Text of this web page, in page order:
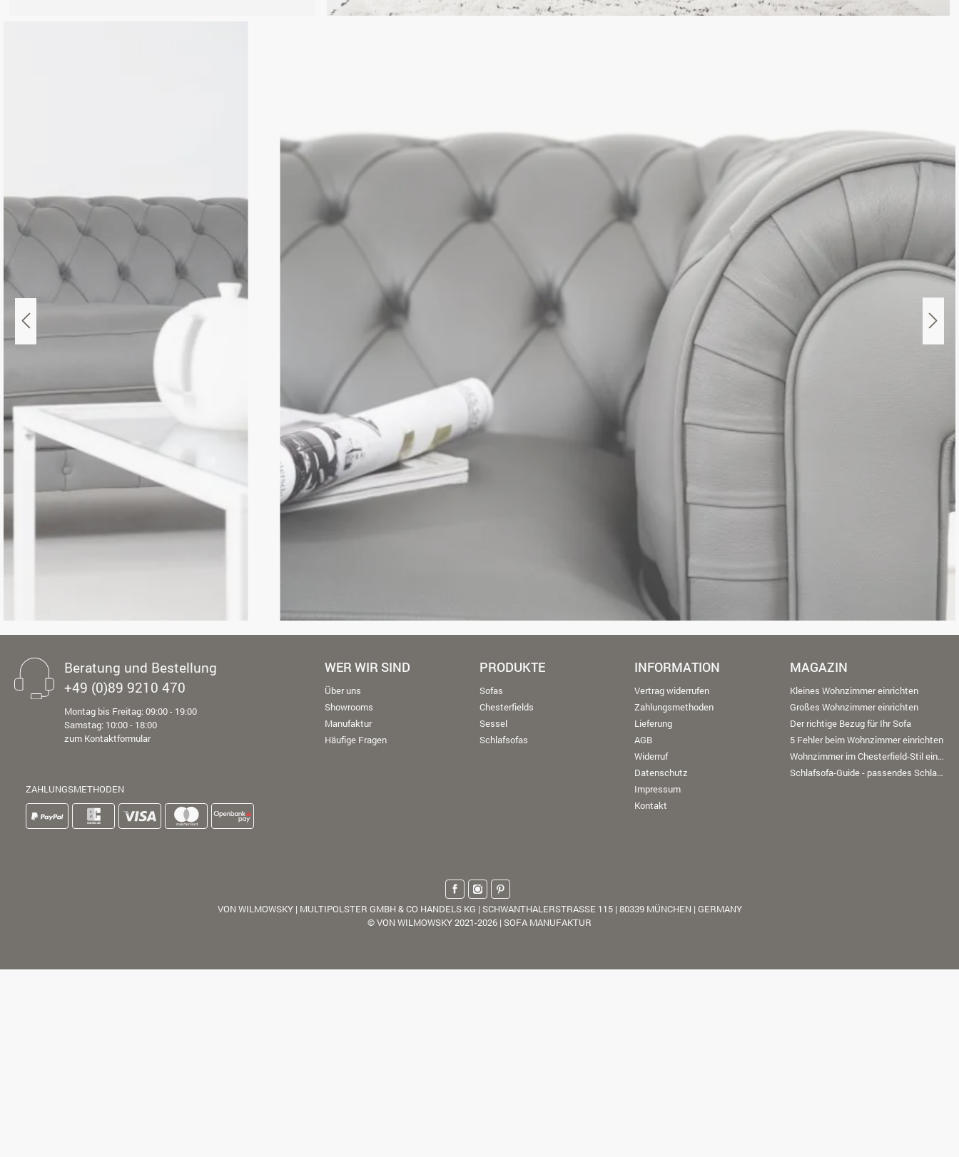
Beratung und Bestellung
+49 (0)89 9210 470
Montag bis Freitag: 09:00 - 19:00
Samstag: 10:00 - 18:00
zum Kontaktformular
ZAHLUNGSMETHODEN
WER WIR SIND
Über uns
Showrooms
Manufaktur
Häufige Fragen
PRODUKTE
Sofas
Chesterfields
Sessel
Schlafsofas
INFORMATION
Vertrag widerrufen
Zahlungsmethoden
Lieferung
AGB
Widerruf
Datenschutz
Impressum
Kontakt
MAGAZIN
Kleines Wohnzimmer einrichten
Großes Wohnzimmer einrichten
Der richtige Bezug für Ihr Sofa
5 Fehler beim Wohnzimmer einrichten
Wohnzimmer im Chesterfield-Stil einrichten
Schlafsofa-Guide - passendes Schlafsofa finden
VON WILMOWSKY | MULTIPOLSTER GMBH & CO HANDELS KG | SCHWANTHALERSTRASSE 115 | 80339 MÜNCHEN | GERMANY
© VON WILMOWSKY 2021-2026 | SOFA MANUFAKTUR